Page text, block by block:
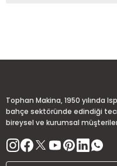
Bu ürüne benzer farklı
Tophan Makina, 1950 yılında
bahçe sektöründe edindiği
bireysel ve kurumsal